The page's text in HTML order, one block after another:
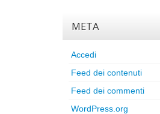
META
Accedi
Feed dei contenuti
Feed dei commenti
WordPress.org